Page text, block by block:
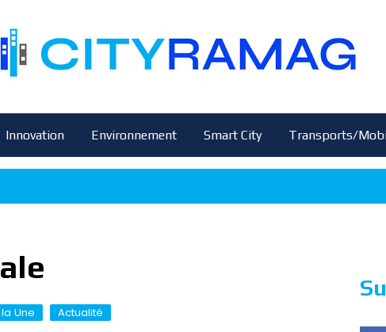
Innovation Environnement Smart City Transports/
Une Actualité